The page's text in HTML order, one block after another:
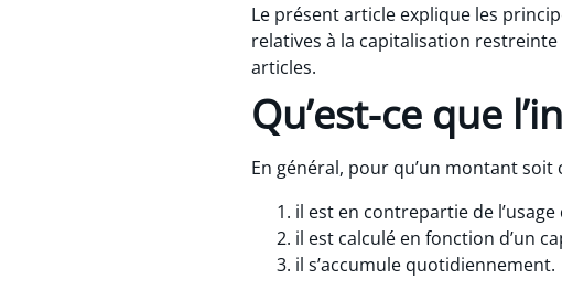
Le présent article explique les
relatives à la capitalisation
articles.
Qu’est-ce que
En général, pour qu’un montant
il est en contrepartie de l’usage
il est calculé en fonction d’un
il s’accumule quotidiennement.